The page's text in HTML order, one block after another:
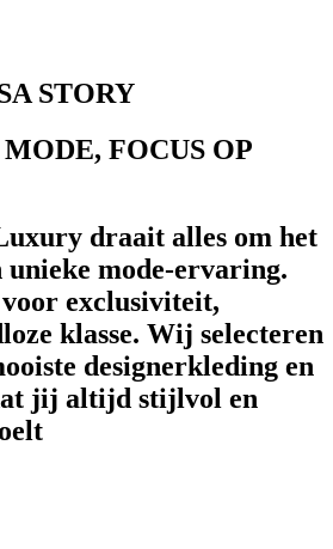
STORY
FOCUS OP
draait alles om het
unieke mode-ervaring.
exclusiviteit,
klasse. Wij selecteren
designerkleding en
jij altijd stijlvol en